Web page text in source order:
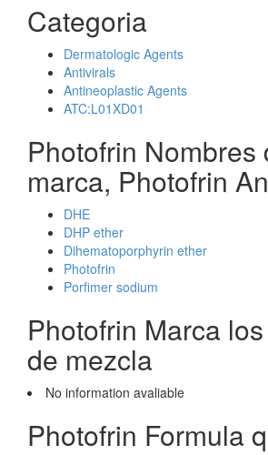
Categoria
Dermatologic Agents
Antivirals
Antineoplastic Agents
ATC:L01XD01
Photofrin Nombres
marca, Photofrin
DHE
DHP ether
Dihematoporphyrin ether
Photofrin
Porfimer sodium
Photofrin Marca
de mezcla
No information avaliable
Photofrin Formula